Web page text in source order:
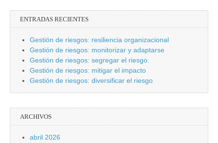
ENTRADAS RECIENTES
Gestión de riesgos: resiliencia organizacional
Gestión de riesgos: monitorizar y adaptarse
Gestión de riesgos: segregar el riesgo.
Gestión de riesgos: mitigar el impacto
Gestión de riesgos: diversificar el riesgo
ARCHIVOS
abril 2026